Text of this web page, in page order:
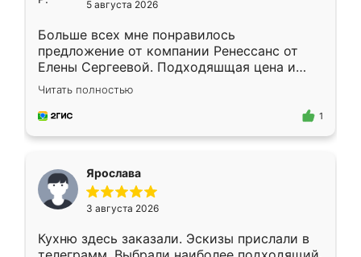
5 августа 2026
Больше всех мне понравилось
предложение от компании Ренессанс от
Елены Сергеевой. Подходяшщая цена и
короткие сроки изготовления. Приехавший
для замера сотрудник Владислав
предложил по моему эскизу самый
Читать полностью
1
Ярослава
3 августа 2026
Кухню здесь заказали. Эскизы прислали в